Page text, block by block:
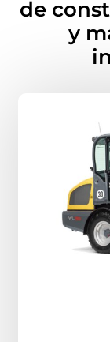
de
y